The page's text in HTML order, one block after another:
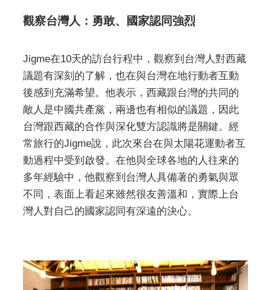
觀察台灣人：勇敢、國家認同強烈
Jigme在10天的訪台行程中，觀察到台灣人對西藏
議題有深刻的了解，也在與台灣在地行動者互動
後感到充滿希望。他表示，西藏跟台灣的共同的
敵人是中國共產黨，兩邊也有相似的議題，因此
台灣跟西藏的合作與深化雙方認識將是關鍵。經
常旅行的Jigme說，此次來台在與太陽花運動者互
動過程中受到啟發。在他與全球各地的人往來的
多年經驗中，他觀察到台灣人具備著的勇氣與眾
不同，表面上看起來雖然很友善溫和，實際上台
灣人對自己的國家認同有深遠的決心。